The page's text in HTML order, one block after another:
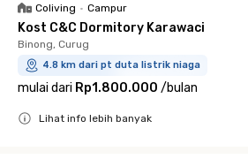
Coliving • Campur
Kost C&C Dormitory Karawaci
Binong, Curug
4.8 km dari pt duta listrik niaga
mulai dari Rp1.800.000 /bulan
Lihat info lebih banyak